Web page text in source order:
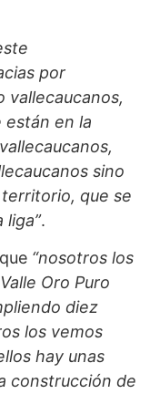
por
vallecaucanos,
en la
sino
que se
liga”.
“nosotros los
Oro Puro
diez
los vemos
hay unas
construcción de